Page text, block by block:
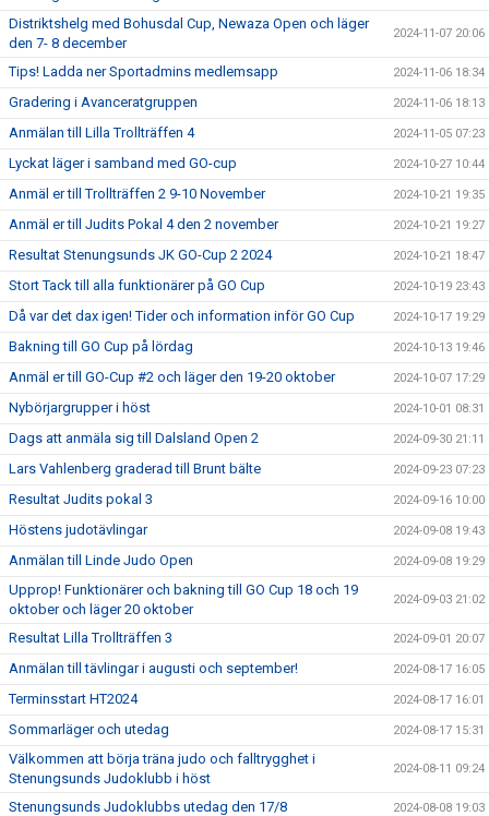
Distriktshelg med Bohusdal Cup, Newaza Open och läger
den 7- 8 december
2024-11-07 20:06
Tips! Ladda ner Sportadmins medlemsapp 2024-11-06 18:34
Gradering i Avanceratgruppen 2024-11-06 18:13
Anmälan till Lilla Trollträffen 4 2024-11-05 07:23
Lyckat läger i samband med GO-cup 2024-10-27 10:44
Anmäl er till Trollträffen 2 9-10 November 2024-10-21 19:35
Anmäl er till Judits Pokal 4 den 2 november 2024-10-21 19:27
Resultat Stenungsunds JK GO-Cup 2 2024 2024-10-21 18:47
Stort Tack till alla funktionärer på GO Cup 2024-10-19 23:43
Då var det dax igen! Tider och information inför GO Cup 2024-10-17 19:29
Bakning till GO Cup på lördag 2024-10-13 19:46
Anmäl er till GO-Cup #2 och läger den 19-20 oktober 2024-10-07 17:29
Nybörjargrupper i höst 2024-10-01 08:31
Dags att anmäla sig till Dalsland Open 2 2024-09-30 21:11
Lars Vahlenberg graderad till Brunt bälte 2024-09-23 07:23
Resultat Judits pokal 3 2024-09-16 10:00
Höstens judotävlingar 2024-09-08 19:43
Anmälan till Linde Judo Open 2024-09-08 19:29
Upprop! Funktionärer och bakning till GO Cup 18 och 19
oktober och läger 20 oktober
2024-09-03 21:02
Resultat Lilla Trollträffen 3 2024-09-01 20:07
Anmälan till tävlingar i augusti och september! 2024-08-17 16:05
Terminsstart HT2024 2024-08-17 16:01
Sommarläger och utedag 2024-08-17 15:31
Välkommen att börja träna judo och falltrygghet i
Stenungsunds Judoklubb i höst
2024-08-11 09:24
Stenungsunds Judoklubbs utedag den 17/8 2024-08-08 19:03